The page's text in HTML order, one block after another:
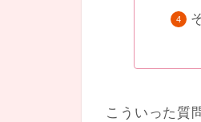
こういった質